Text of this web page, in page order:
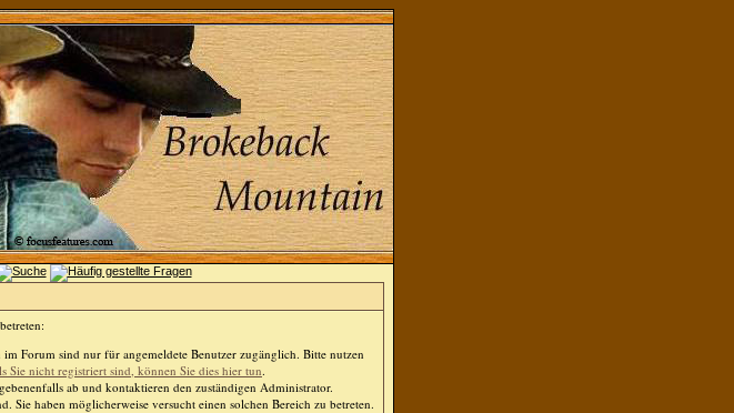
Forum sind nur für angemeldete Benutzer zugänglich. Bitte nutzen
Sie nicht registriert sind, können Sie dies hier tun.
ab und kontaktieren den zuständigen Administrator.
Sie haben möglicherweise versucht einen solchen Bereich zu betreten.